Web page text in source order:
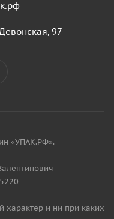
97
«УПАК.РФ».
и ни при каких